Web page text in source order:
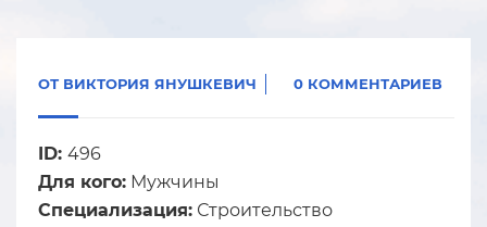
ОТ ВИКТОРИЯ ЯНУШКЕВИЧ 0 КОММЕНТАРИЕВ
ID: 496
Для кого: Мужчины
Специализация: Строительство